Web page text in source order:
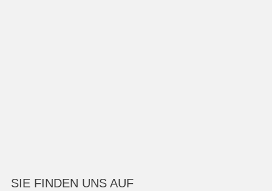
SIE FINDEN UNS AUF